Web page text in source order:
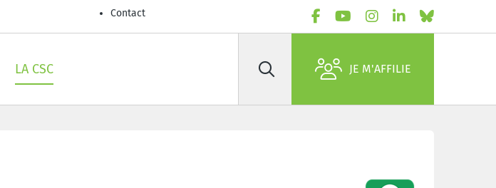
Contact
LA CSC Rechercher JE M'AFFILIE